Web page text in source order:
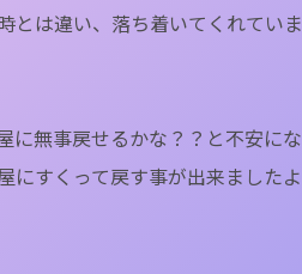
とは違い、落ち着いてくれていま
に無事戻せるかな？？と不安にな
にすくって戻す事が出来ましたよ